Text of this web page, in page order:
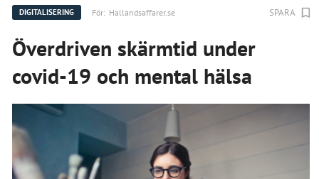
DIGITALISERING För: Hallandsaffarer.se SPARA
Överdriven skärmtid under
covid-19 och mental hälsa